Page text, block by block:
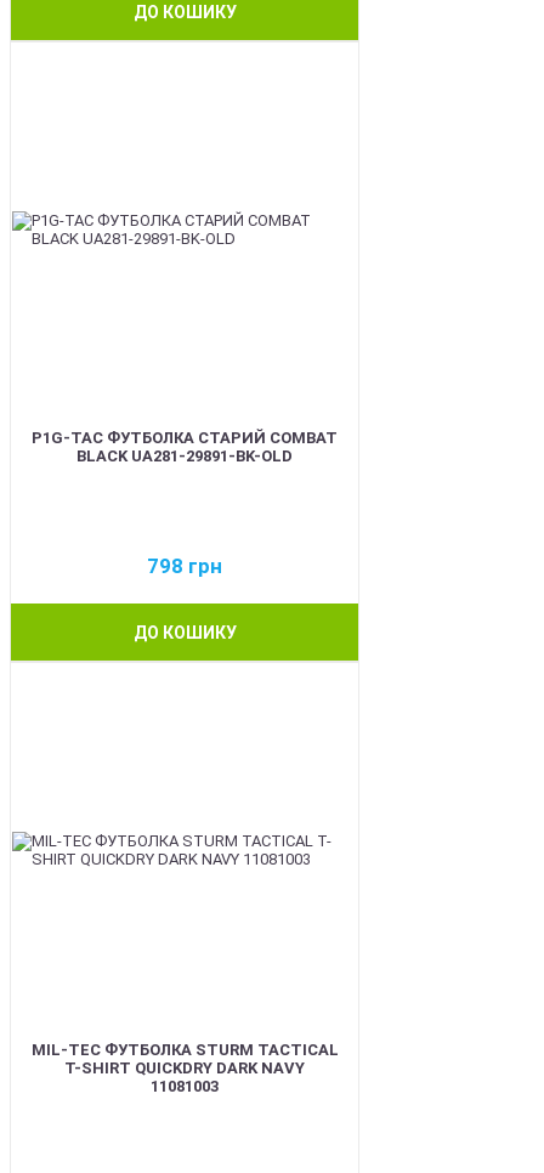
ДО КОШИКУ
P1G-TAC ФУТБОЛКА СТАРИЙ COMBAT
BLACK UA281-29891-BK-OLD
798 грн
ДО КОШИКУ
MIL-TEC ФУТБОЛКА STURM TACTICAL
T-SHIRT QUICKDRY DARK NAVY
11081003